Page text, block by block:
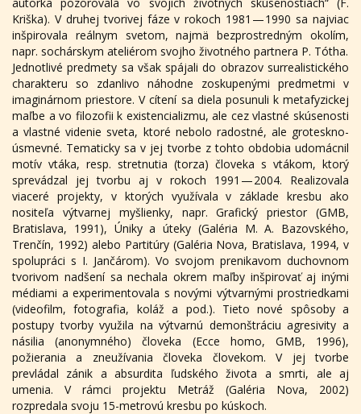
Kriška). V druhej tvorivej fáze v rokoch 1981 — 1990 sa najviac
inšpirovala reálnym svetom, najmä bezprostredným okolím,
napr. sochárskym ateliérom svojho životného partnera P. Tótha.
Jednotlivé predmety sa však spájali do obrazov surrealistického
charakteru so zdanlivo náhodne zoskupenými predmetmi v
imaginárnom priestore. V cítení sa diela posunuli k metafyzickej
maľbe a vo filozofii k existencializmu, ale cez vlastné skúsenosti
a vlastné videnie sveta, ktoré nebolo radostné, ale groteskno-
úsmevné. Tematicky sa v jej tvorbe z tohto obdobia udomácnil
motív vtáka, resp. stretnutia (torza) človeka s vtákom, ktorý
sprevádzal jej tvorbu aj v rokoch 1991 — 2004. Realizovala
viaceré projekty, v ktorých využívala v základe kresbu ako
nositeľa výtvarnej myšlienky, napr. Grafický priestor (GMB,
Bratislava, 1991), Úniky a úteky (Galéria M. A. Bazovského,
Trenčín, 1992) alebo Partitúry (Galéria Nova, Bratislava, 1994, v
spolupráci s I. Jančárom). Vo svojom prenikavom duchovnom
tvorivom nadšení sa nechala okrem maľby inšpirovať aj inými
médiami a experimentovala s novými výtvarnými prostriedkami
(videofilm, fotografia, koláž a pod.). Tieto nové spôsoby a
postupy tvorby využila na výtvarnú demonštráciu agresivity a
násilia (anonymného) človeka (Ecce homo, GMB, 1996),
požierania a zneužívania človeka človekom. V jej tvorbe
prevládal zánik a absurdita ľudského života a smrti, ale aj
umenia. V rámci projektu Metráž (Galéria Nova, 2002)
rozpredala svoju 15-metrovú kresbu po kúskoch.